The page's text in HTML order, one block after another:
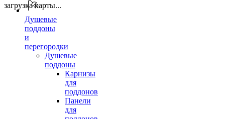
Душевые
поддоны
и
перегородки
Душевые
поддоны
Карнизы
для
поддонов
Панели
для
загрузка карты...